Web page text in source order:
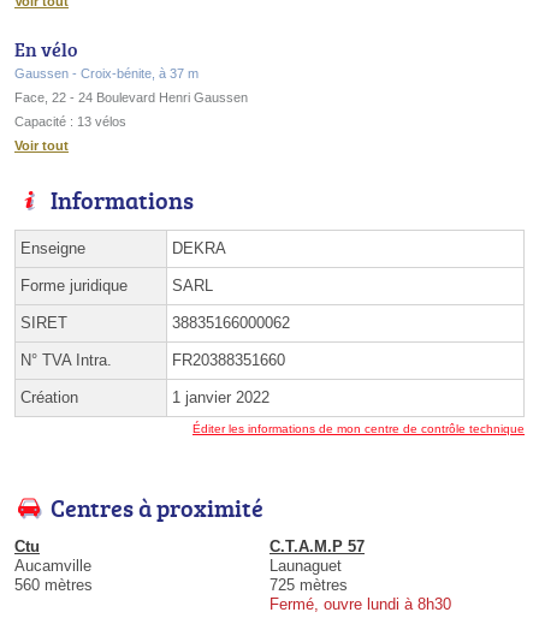
En vélo
Gaussen - Croix-bénite, à 37 m
Face, 22 - 24 Boulevard Henri Gaussen
Capacité : 13 vélos
Voir tout
Informations
Enseigne DEKRA
Forme juridique SARL
SIRET 38835166000062
N° TVA Intra. FR20388351660
Création 1 janvier 2022
Éditer les informations de mon centre de contrôle technique
Centres à proximité
Ctu
Aucamville
560 mètres
C.T.A.M.P 57
Launaguet
725 mètres
Fermé, ouvre lundi à 8h30